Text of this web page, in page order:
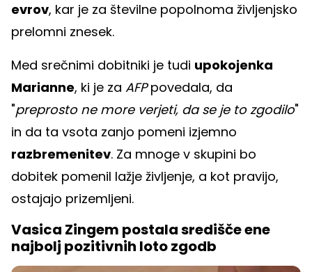
evrov, kar je za številne popolnoma življenjsko
prelomni znesek.
Med srečnimi dobitniki je tudi upokojenka
Marianne, ki je za AFPpovedala, da
"preprosto ne more verjeti, da se je to zgodilo"
in da ta vsota zanjo pomeni izjemno
razbremenitev. Za mnoge v skupini bo
dobitek pomenil lažje življenje, a kot pravijo,
ostajajo prizemljeni.
Vasica Zingem postala središče ene
najbolj pozitivnih loto zgodb